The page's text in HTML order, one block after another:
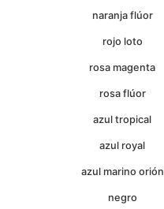
naranja flúor
rojo loto
rosa magenta
rosa flúor
azul tropical
azul royal
azul marino orión
negro